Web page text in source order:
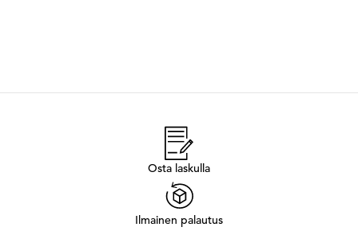
Osta laskulla
Ilmainen palautus